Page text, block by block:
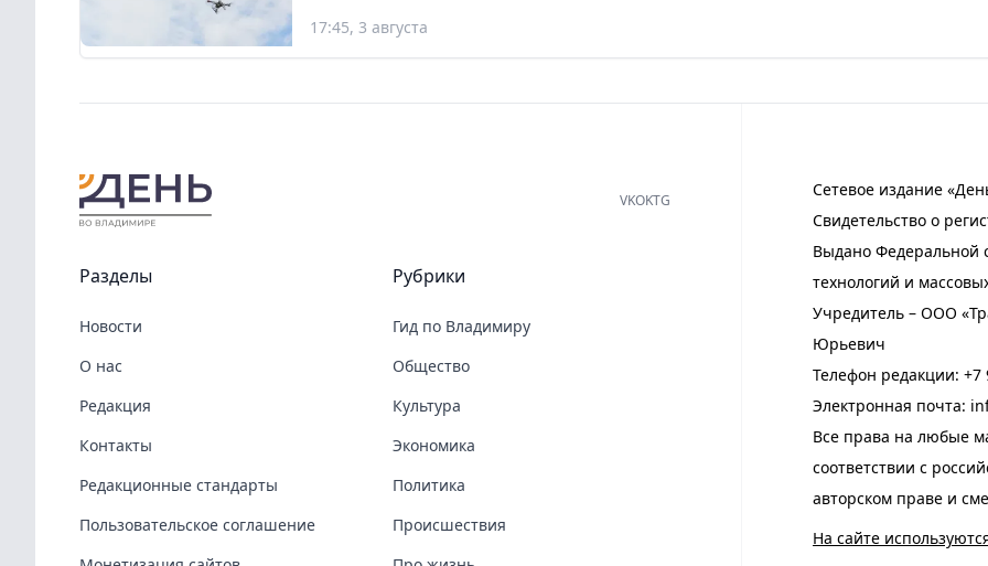
17:45, 3 августа
Сетевое издание
Свидетельство о
Выдано Федеральной
технологий и
Учредитель – ООО
Юрьевич
Телефон редакции: +7
Электронная почта:
Все права на любые
соответствии с
авторском праве и
На сайте
VKOKTG
Разделы
Новости
О нас
Редакция
Контакты
Редакционные стандарты
Пользовательское соглашение
Рубрики
Гид по Владимиру
Общество
Культура
Экономика
Политика
Происшествия